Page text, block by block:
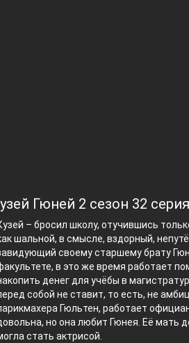
Гюней 2 сезон 32
– бросил школу, отучившись
шальной, в смысле, вздорный,
своему старшему брату
в это же время работает
денег для учёбы в
собой не ставит, то есть, не
Гюльтен, работает
но она любит Гюнея. Её мать
стать актрисой.